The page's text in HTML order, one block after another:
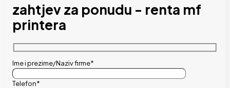
zahtjev za ponudu - renta mf
printera
Ime i prezime/Naziv firme*
Telefon*